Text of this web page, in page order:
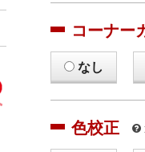
コーナー
なし
色校正